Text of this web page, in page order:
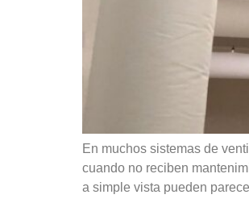
En muchos sistemas de
cuando no reciben
a simple vista pueden